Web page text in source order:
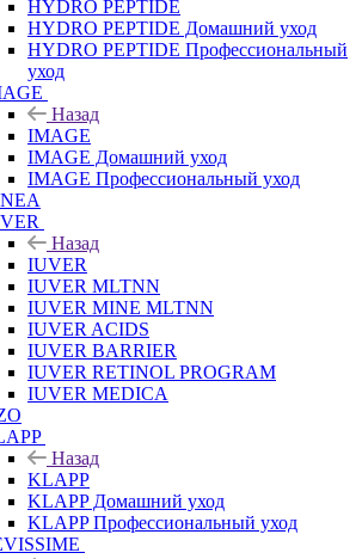
HYDRO PEPTIDE
HYDRO PEPTIDE Домашний уход
HYDRO PEPTIDE Профессиональный
уход
Назад
IMAGE
IMAGE Домашний уход
IMAGE Профессиональный уход
Назад
IUVER
IUVER MLTNN
IUVER MINE MLTNN
IUVER ACIDS
IUVER BARRIER
IUVER RETINOL PROGRAM
IUVER MEDICA
Назад
KLAPP
KLAPP Домашний уход
KLAPP Профессиональный уход